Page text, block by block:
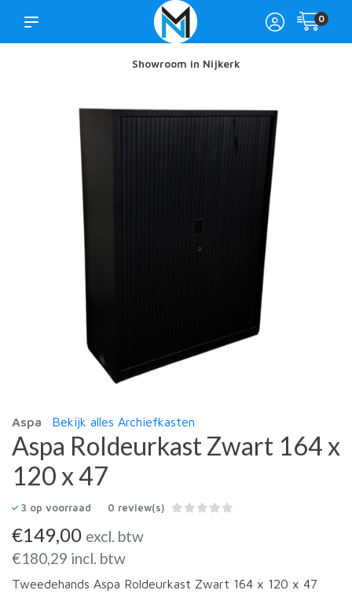
0
Showroom in Nijkerk
Aspa Bekijk alles Archiefkasten
Aspa Roldeurkast Zwart 164 x
120 x 47
3 op voorraad 0 review(s)
€149,00 excl. btw
€180,29 incl. btw
Tweedehands Aspa Roldeurkast Zwart 164 x 120 x 47